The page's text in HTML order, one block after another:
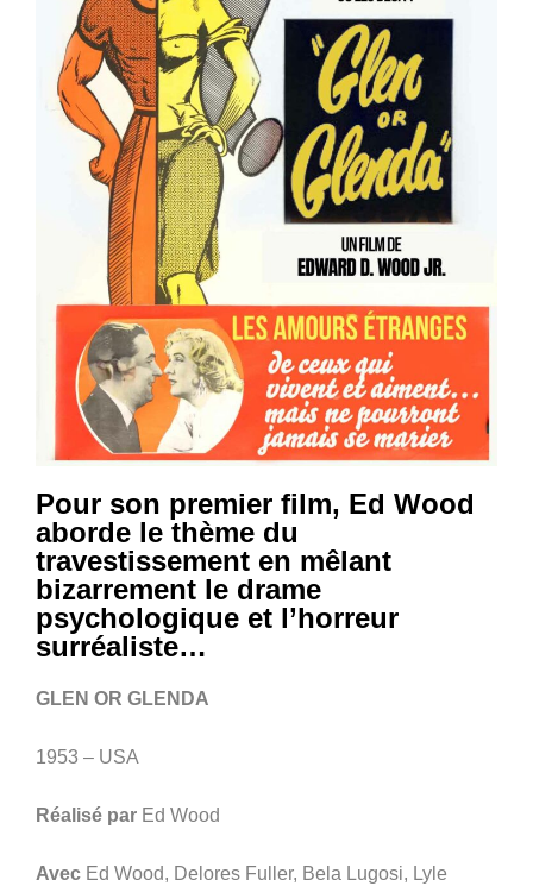
Pour son premier film, Ed Wood
aborde le thème du
travestissement en mêlant
bizarrement le drame
psychologique et l’horreur
surréaliste…
GLEN OR GLENDA
1953 – USA
Réalisé par Ed Wood
Avec Ed Wood, Delores Fuller, Bela Lugosi, Lyle